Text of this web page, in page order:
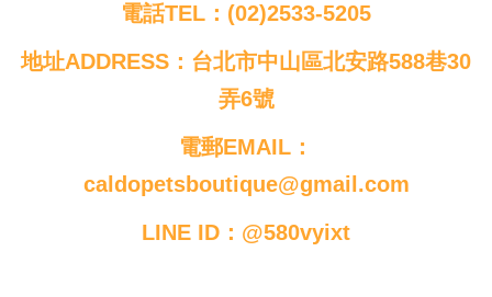
電話TEL：(02)2533-5205
地址ADDRESS：台北市中山區北安路588巷30
弄6號
電郵EMAIL：
caldopetsboutique@gmail.com
LINE ID：@580vyixt